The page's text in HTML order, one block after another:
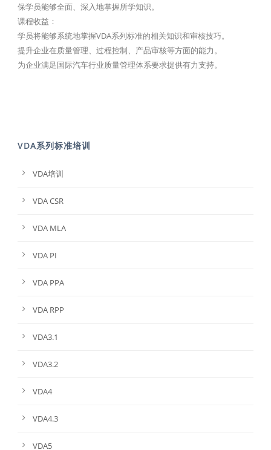
保学员能够全面、深入地掌握所学知识。
课程收益：
学员将能够系统地掌握VDA系列标准的相关知识和审核技巧。
提升企业在质量管理、过程控制、产品审核等方面的能力。
为企业满足国际汽车行业质量管理体系要求提供有力支持。
VDA系列标准培训
VDA培训
VDA CSR
VDA MLA
VDA PI
VDA PPA
VDA RPP
VDA3.1
VDA3.2
VDA4
VDA4.3
VDA5